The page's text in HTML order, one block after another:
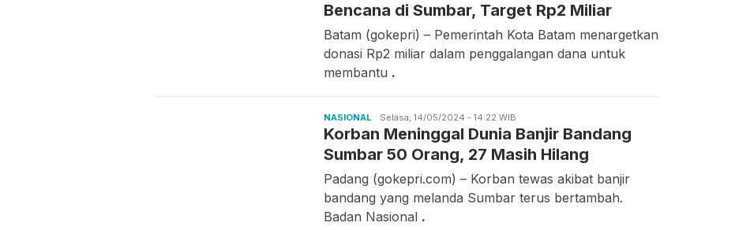
Bencana di Sumbar, Target Rp2 Miliar
Batam (gokepri) – Pemerintah Kota Batam menargetkan
donasi Rp2 miliar dalam penggalangan dana untuk
membantu .
NASIONAL Ilfitrah
Selasa, 14/05/2024 - 14:22 WIB
Korban Meninggal Dunia Banjir Bandang
Sumbar 50 Orang, 27 Masih Hilang
Padang (gokepri.com) – Korban tewas akibat banjir
bandang yang melanda Sumbar terus bertambah.
Badan Nasional .